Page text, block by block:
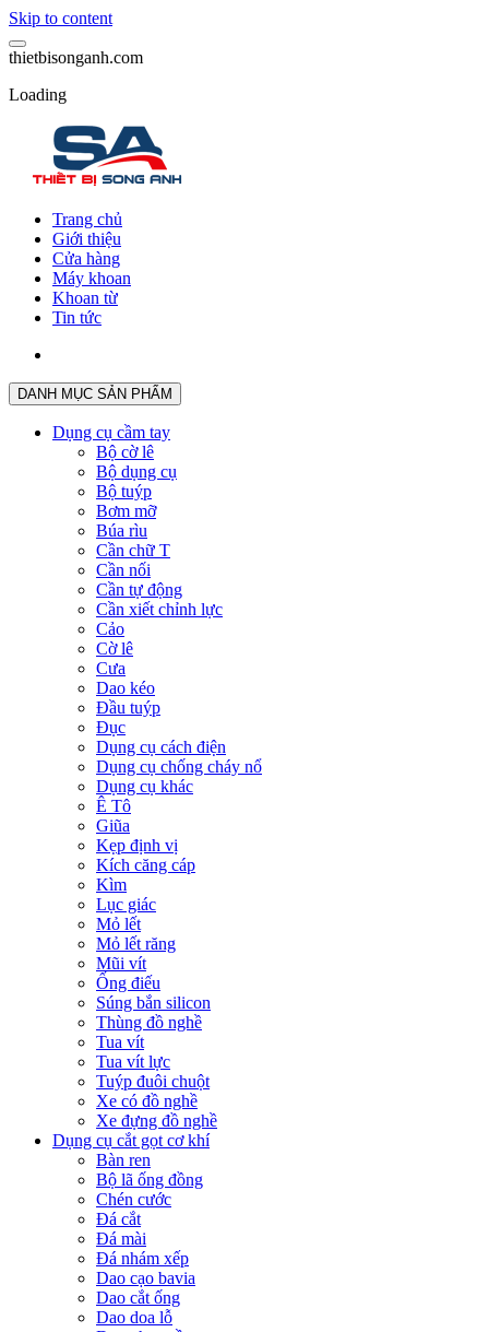
Skip to content
thietbisonganh.com
Loading
Trang chủ
Giới thiệu
Cửa hàng
Máy khoan
Khoan từ
Tin tức
DANH MỤC SẢN PHẨM
Dụng cụ cầm tay
Bộ cờ lê
Bộ dụng cụ
Bộ tuýp
Bơm mỡ
Búa rìu
Cần chữ T
Cần nối
Cần tự động
Cần xiết chỉnh lực
Cảo
Cờ lê
Cưa
Dao kéo
Đầu tuýp
Đục
Dụng cụ cách điện
Dụng cụ chống cháy nổ
Dụng cụ khác
Ê Tô
Giũa
Kẹp định vị
Kích căng cáp
Kìm
Lục giác
Mỏ lết
Mỏ lết răng
Mũi vít
Ống điếu
Súng bắn silicon
Thùng đồ nghề
Tua vít
Tua vít lực
Tuýp đuôi chuột
Xe có đồ nghề
Xe đựng đồ nghề
Dụng cụ cắt gọt cơ khí
Bàn ren
Bộ lã ống đồng
Chén cước
Đá cắt
Đá mài
Đá nhám xếp
Dao cạo bavia
Dao cắt ống
Dao doa lỗ